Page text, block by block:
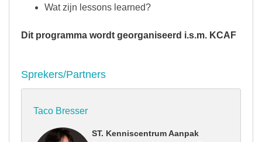
Wat zijn lessons learned?
Dit programma wordt georganiseerd i.s.m. KCAF
Sprekers/Partners
Taco Bresser
ST. Kenniscentrum Aanpak